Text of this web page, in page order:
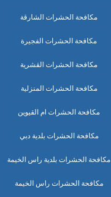
مكافحة الحشرات الشارقة
مكافحة الحشرات الفجيرة
مكافحة الحشرات القشرية
مكافحة الحشرات المنزلية
مكافحة الحشرات ام القيوين
مكافحة الحشرات بلدية دبي
مكافحة الحشرات بلدية راس الخيمة
مكافحة الحشرات راس الخيمة